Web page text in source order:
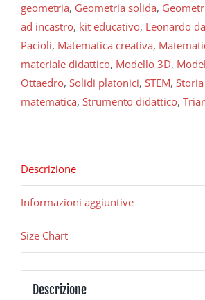
geometria, Geometria solida,
ad incastro, kit educativo, Leonardo
Pacioli, Matematica creativa,
materiale didattico, Modello 3D,
Ottaedro, Solidi platonici, STEM,
matematica, Strumento didattico,
Descrizione
Informazioni aggiuntive
Size Chart
Descrizione